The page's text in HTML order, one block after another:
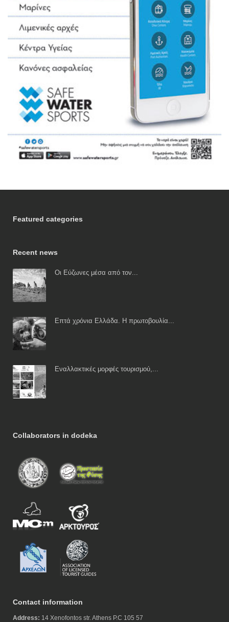
Featured categories
Recent news
Οι Εύζωνες μέσα από τον...
Επτά χρόνια Ελλάδα. Η πρωτοβουλία...
Εναλλακτικές μορφές τουρισμού,...
Collaborators in dodeka
Contact information
Address: 14 Xenofontos str. Athens P.C 105 57